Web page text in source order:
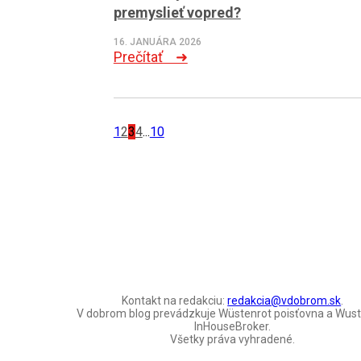
premyslieť vopred?
16. JANUÁRA 2026
Prečítať ➜
1234...10
Kontakt na redakciu:redakcia@vdobrom.sk
V dobrom blog prevádzkuje Wüstenrot poisťovna a
InHouseBroker.
Všetky práva vyhradené.